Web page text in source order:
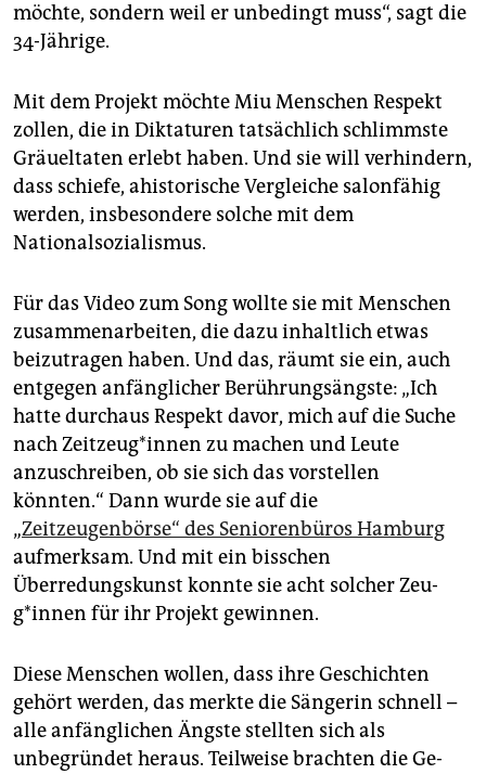
möchte, sondern weil er unbedingt muss“, sagt die
34-Jährige.
Mit dem Projekt möchte Miu Menschen Respekt
zollen, die in Diktaturen tatsächlich schlimmste
Gräueltaten erlebt haben. Und sie will verhindern,
dass schiefe, ahistorische Vergleiche salonfähig
werden, insbesondere solche mit dem
Nationalsozialismus.
Für das Video zum Song wollte sie mit Menschen
zusammenarbeiten, die dazu inhaltlich etwas
beizutragen haben. Und das, räumt sie ein, auch
entgegen anfänglicher Berührungsängste: „Ich
hatte durchaus Respekt davor, mich auf die Suche
nach Zeit­zeu­g*­in­nen zu machen und Leute
anzuschreiben, ob sie sich das vorstellen
könnten.“ Dann wurde sie auf die
„Zeitzeugenbörse“ des Seniorenbüros Hamburg
aufmerksam. Und mit ein bisschen
Überredungskunst konnte sie acht solcher Zeu­
g*in­nen für ihr Projekt gewinnen.
Diese Menschen wollen, dass ihre Geschichten
gehört werden, das merkte die Sängerin schnell –
alle anfänglichen Ängste stellten sich als
unbegründet heraus. Teilweise brachten die Ge­